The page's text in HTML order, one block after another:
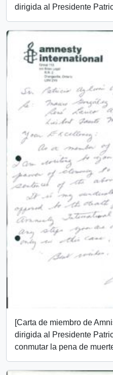
dirigida al Presidente
[Carta de miembro de
dirigida al Presidente
conmutar la pena de